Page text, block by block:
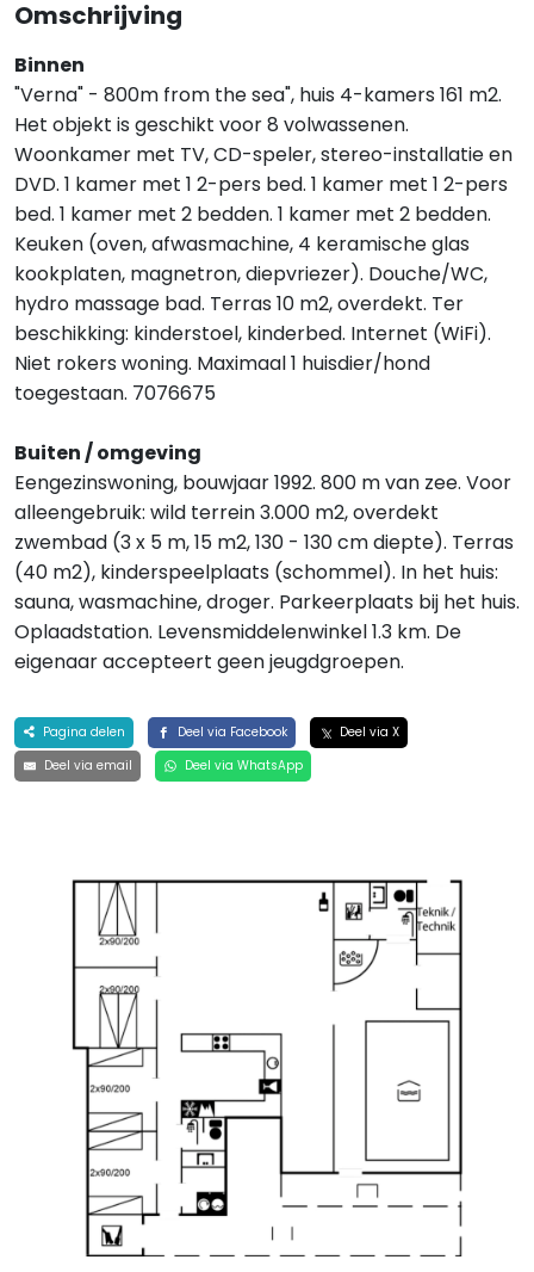
Omschrijving
Binnen
"Verna" - 800m from the sea", huis 4-kamers 161 m2.
Het objekt is geschikt voor 8 volwassenen.
Woonkamer met TV, CD-speler, stereo-installatie en
DVD. 1 kamer met 1 2-pers bed. 1 kamer met 1 2-pers
bed. 1 kamer met 2 bedden. 1 kamer met 2 bedden.
Keuken (oven, afwasmachine, 4 keramische glas
kookplaten, magnetron, diepvriezer). Douche/WC,
hydro massage bad. Terras 10 m2, overdekt. Ter
beschikking: kinderstoel, kinderbed. Internet (WiFi).
Niet rokers woning. Maximaal 1 huisdier/hond
toegestaan. 7076675
Buiten / omgeving
Eengezinswoning, bouwjaar 1992. 800 m van zee. Voor
alleengebruik: wild terrein 3.000 m2, overdekt
zwembad (3 x 5 m, 15 m2, 130 - 130 cm diepte). Terras
(40 m2), kinderspeelplaats (schommel). In het huis:
sauna, wasmachine, droger. Parkeerplaats bij het huis.
Oplaadstation. Levensmiddelenwinkel 1.3 km. De
eigenaar accepteert geen jeugdgroepen.
Pagina delen Deel via Facebook
Deel via X
Deel via email
Deel via WhatsApp